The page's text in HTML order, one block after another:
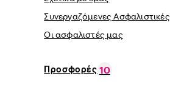
Συνεργαζόμενες Ασφαλιστικές
Οι ασφαλιστές μας
Προσφορές 10